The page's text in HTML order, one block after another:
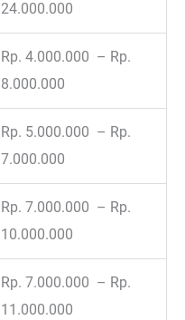
24.000.000
Rp. 4.000.000 – Rp.
8.000.000
Rp. 5.000.000 – Rp.
7.000.000
Rp. 7.000.000 – Rp.
10.000.000
Rp. 7.000.000 – Rp.
11.000.000